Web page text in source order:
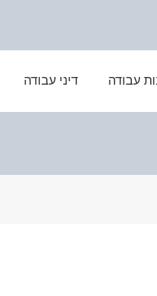
עבודה דיני עבודה